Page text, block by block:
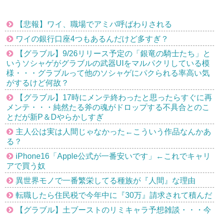
【悲報】ワイ、職場でアミバ呼ばわりされる
ワイの銀行口座4つもあるんだけど多すぎ？
【グラブル】9/26リリース予定の「銀竜の騎士たち」と
いうソシャゲがグラブルの武器UIをマルパクリしている模
様・・・グラブルって他のソシャゲにパクられる率高い気
がするけど何故？
【グラブル】17時にメンテ終わったと思ったらすぐに再
メンテ・・・純然たる斧の魂がドロップする不具合とのこ
とだが新P＆Dやらかしすぎ
主人公は実は人間じゃなかった←こういう作品なんかあ
る？
iPhone16「Apple公式が一番安いです」←これでキャリ
アで買う奴
異世界モノで一番繁栄してる種族が『人間』な理由
転職したら住民税で今年中に『30万』請求されて積んだ
【グラブル】土ブーストのリミキャラ予想雑談・・・今